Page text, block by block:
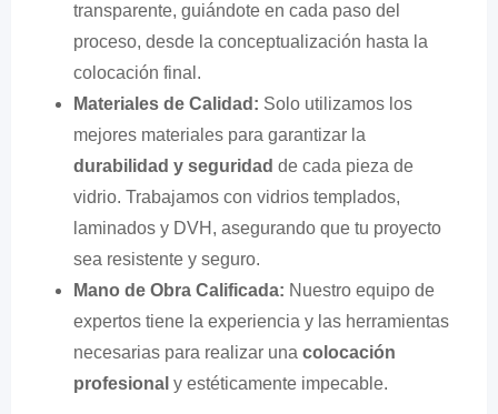
transparente, guiándote en cada paso del
proceso, desde la conceptualización hasta la
colocación final.
Materiales de Calidad: Solo utilizamos los
mejores materiales para garantizar la
durabilidad y seguridad de cada pieza de
vidrio. Trabajamos con vidrios templados,
laminados y DVH, asegurando que tu proyecto
sea resistente y seguro.
Mano de Obra Calificada: Nuestro equipo de
expertos tiene la experiencia y las herramientas
necesarias para realizar una colocación
profesional y estéticamente impecable.